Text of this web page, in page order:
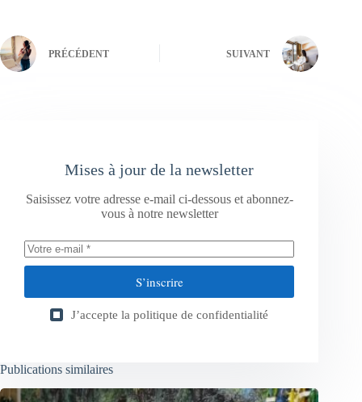
PRÉCÉDENT SUIVANT
Mises à jour de la newsletter
Saisissez votre adresse e-mail ci-dessous et abonnez-
vous à notre newsletter
S’inscrire
J’accepte la politique de confidentialité
Publications similaires